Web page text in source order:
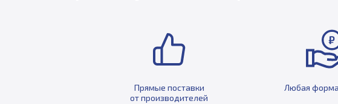
Прямые поставки
от производителей
Любая